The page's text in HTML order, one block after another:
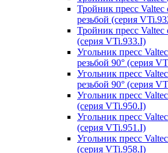
Тройник пресс
резьбой (серия
Тройник пресс
(серия VTi.933.I)
Угольник пресс
резьбой 90° (серия
Угольник пресс
резьбой 90° (серия
Угольник пресс
(серия VTi.950.I)
Угольник пресс
(серия VTi.951.I)
Угольник пресс
(серия VTi.958.I)